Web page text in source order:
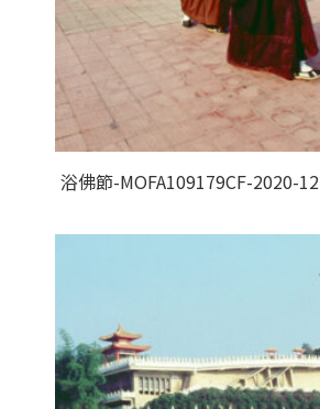
浴佛節-MOFA109179CF-2020-